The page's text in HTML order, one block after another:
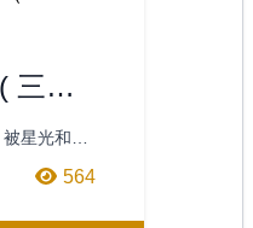
三張
星光和放
，以浪漫
伴隨著太
的柔
564